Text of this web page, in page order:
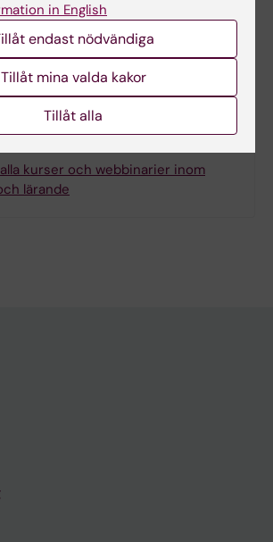
kurser och webbinarier inom
lärande
in English
endast nödvändiga
Tillåt mina valda kakor
Tillåt alla